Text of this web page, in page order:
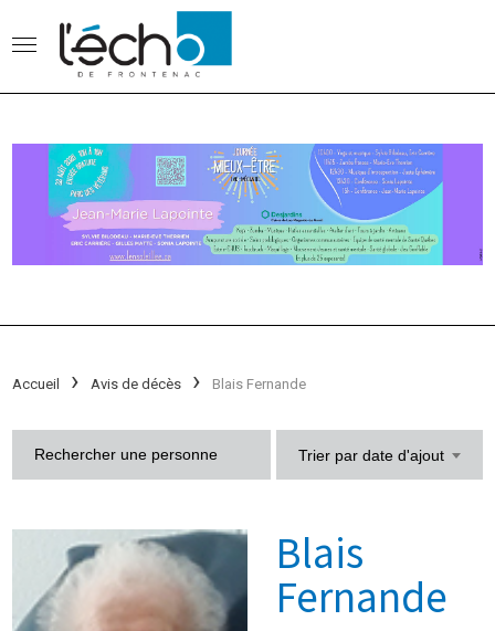
Accueil Avis de décès Blais Fernande
Trier par date d'ajout
Blais
Fernande